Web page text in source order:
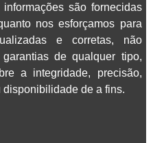
são fornecidas
nos esforçamos para
e corretas, não
de qualquer tipo,
a integridade, precisão,
de a fins.